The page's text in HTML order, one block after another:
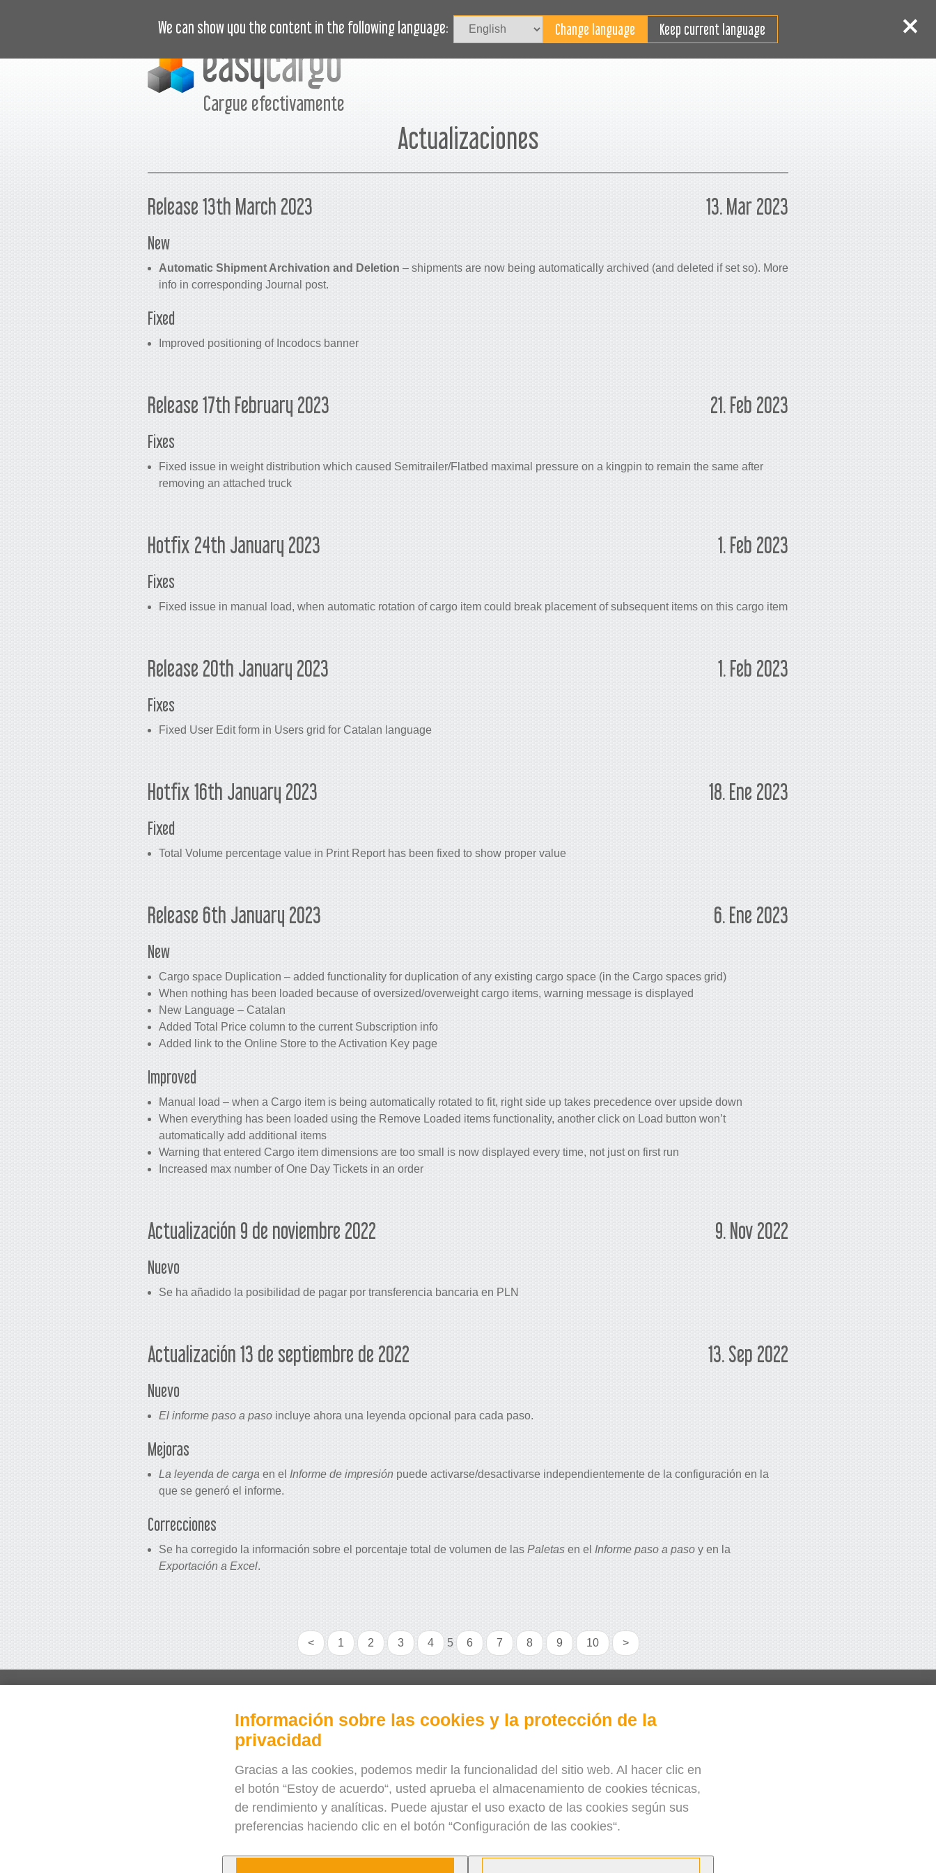
We can show you the content in the following language: Keep current language
BLOG ¿NECESITA AYUDA?
Cargue efectivamente
Actualizaciones
Release 13th March 2023 13. Mar 2023
New
Automatic Shipment Archivation and Deletion – shipments are now being automatically archived (and deleted if set so). More
info in corresponding Journal post.
Fixed
Improved positioning of Incodocs banner
Release 17th February 2023 21. Feb 2023
Fixes
Fixed issue in weight distribution which caused Semitrailer/Flatbed maximal pressure on a kingpin to remain the same after
removing an attached truck
Hotfix 24th January 2023 1. Feb 2023
Fixes
Fixed issue in manual load, when automatic rotation of cargo item could break placement of subsequent items on this cargo item
Release 20th January 2023 1. Feb 2023
Fixes
Fixed User Edit form in Users grid for Catalan language
Hotfix 16th January 2023 18. Ene 2023
Fixed
Total Volume percentage value in Print Report has been fixed to show proper value
Release 6th January 2023 6. Ene 2023
New
Cargo space Duplication – added functionality for duplication of any existing cargo space (in the Cargo spaces grid)
When nothing has been loaded because of oversized/overweight cargo items, warning message is displayed
New Language – Catalan
Added Total Price column to the current Subscription info
Added link to the Online Store to the Activation Key page
Improved
Manual load – when a Cargo item is being automatically rotated to fit, right side up takes precedence over upside down
When everything has been loaded using the Remove Loaded items functionality, another click on Load button won’t
automatically add additional items
Warning that entered Cargo item dimensions are too small is now displayed every time, not just on first run
Increased max number of One Day Tickets in an order
Actualización 9 de noviembre 2022 9. Nov 2022
Nuevo
Se ha añadido la posibilidad de pagar por transferencia bancaria en PLN
Actualización 13 de septiembre de 2022 13. Sep 2022
Nuevo
El informe paso a paso incluye ahora una leyenda opcional para cada paso.
Mejoras
La leyenda de carga en el Informe de impresión puede activarse/desactivarse independientemente de la configuración en la
que se generó el informe.
Correcciones
Se ha corregido la información sobre el porcentaje total de volumen de las Paletas en el Informe paso a paso y en la
Exportación a Excel.
< 1 2 3 4 5 6 7 8 9 10 >
Preguntas frecuentes
¿Cómo pedir las licencias y tickets?
Información y ejemplos de la API
Folletos
Sobre nosotros
Actualizaciones
Responderemos sus dudas por WhatsApp
Información sobre las cookies y la protección de la
privacidad
Gracias a las cookies, podemos medir la funcionalidad del sitio web. Al hacer clic en
el botón “Estoy de acuerdo“, usted aprueba el almacenamiento de cookies técnicas,
de rendimiento y analíticas. Puede ajustar el uso exacto de las cookies según sus
preferencias haciendo clic en el botón “Configuración de las cookies“.